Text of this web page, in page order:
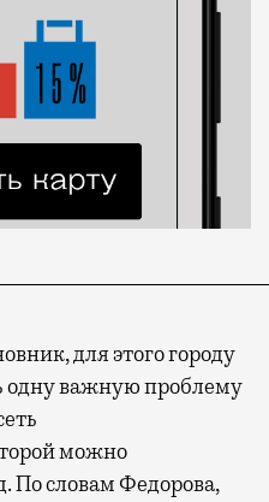
для этого городу
одну важную проблему
можно
По словам Федорова,